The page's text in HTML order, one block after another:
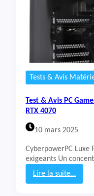
Tests & Avis
Test & Avis PC
RTX 4070
10 mars 2025
CyberpowerPC Luxe
exigeants Un
Lire la suite…
: